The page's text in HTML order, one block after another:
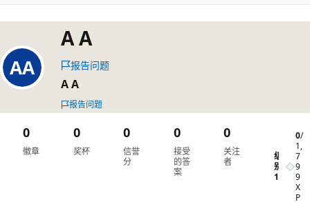
A A
报告问题
A A
报告问题
徽章
0
奖杯
0
信誉
分
0
接受
的答
案
0
关注
者
0
级
别
0/
1,
7
9
9
X
P